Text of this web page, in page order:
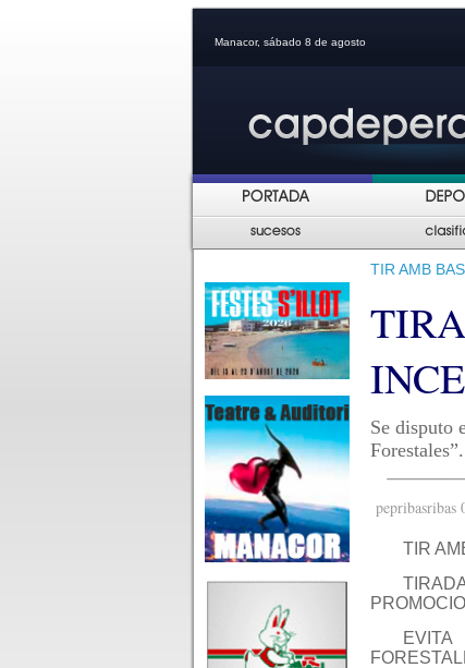
Manacor, sábado 8 de agosto
TIR AMB
Se disputo
Forestales”.
pepribasribas
TIR
EVITA